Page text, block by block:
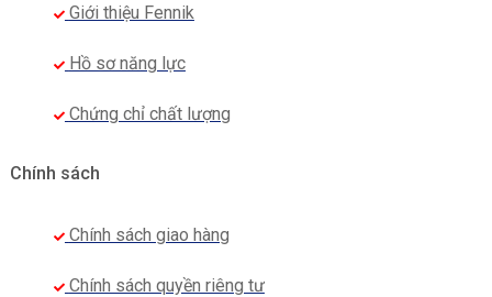
Giới thiệu Fennik
Hồ sơ năng lực
Chứng chỉ chất lượng
Chính sách
Chính sách giao hàng
Chính sách quyền riêng tư